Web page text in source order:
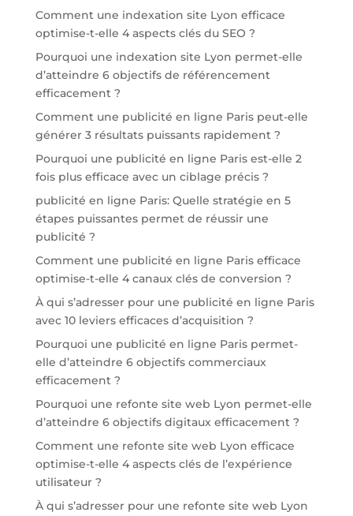
Comment une indexation site Lyon efficace
optimise-t-elle 4 aspects clés du SEO ?
Pourquoi une indexation site Lyon permet-elle
d’atteindre 6 objectifs de référencement
efficacement ?
Comment une publicité en ligne Paris peut-elle
générer 3 résultats puissants rapidement ?
Pourquoi une publicité en ligne Paris est-elle 2
fois plus efficace avec un ciblage précis ?
publicité en ligne Paris: Quelle stratégie en 5
étapes puissantes permet de réussir une
publicité ?
Comment une publicité en ligne Paris efficace
optimise-t-elle 4 canaux clés de conversion ?
À qui s’adresser pour une publicité en ligne Paris
avec 10 leviers efficaces d’acquisition ?
Pourquoi une publicité en ligne Paris permet-
elle d’atteindre 6 objectifs commerciaux
efficacement ?
Pourquoi une refonte site web Lyon permet-elle
d’atteindre 6 objectifs digitaux efficacement ?
Comment une refonte site web Lyon efficace
optimise-t-elle 4 aspects clés de l’expérience
utilisateur ?
À qui s’adresser pour une refonte site web Lyon